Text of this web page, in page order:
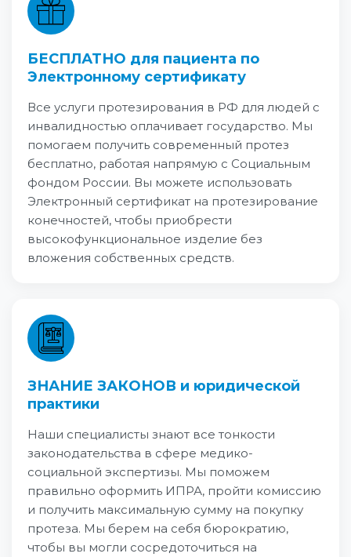
БЕСПЛАТНО для пациента по
Электронному сертификату
Все услуги протезирования в РФ для людей с
инвалидностью оплачивает государство. Мы
помогаем получить современный протез
бесплатно, работая напрямую с Социальным
фондом России. Вы можете использовать
Электронный сертификат на протезирование
конечностей, чтобы приобрести
высокофункциональное изделие без
вложения собственных средств.
ЗНАНИЕ ЗАКОНОВ и юридической
практики
Наши специалисты знают все тонкости
законодательства в сфере медико-
социальной экспертизы. Мы поможем
правильно оформить ИПРА, пройти комиссию
и получить максимальную сумму на покупку
протеза. Мы берем на себя бюрократию,
чтобы вы могли сосредоточиться на